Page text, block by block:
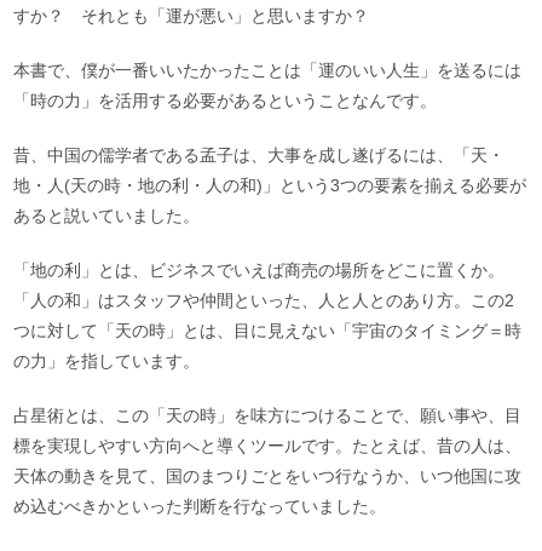
すか？ それとも「運が悪い」と思いますか？
本書で、僕が一番いいたかったことは「運のいい人生」を送るには
「時の力」を活用する必要があるということなんです。
昔、中国の儒学者である孟子は、大事を成し遂げるには、「天・
地・人(天の時・地の利・人の和)」という3つの要素を揃える必要が
あると説いていました。
「地の利」とは、ビジネスでいえば商売の場所をどこに置くか。
「人の和」はスタッフや仲間といった、人と人とのあり方。この2
つに対して「天の時」とは、目に見えない「宇宙のタイミング＝時
の力」を指しています。
占星術とは、この「天の時」を味方につけることで、願い事や、目
標を実現しやすい方向へと導くツールです。たとえば、昔の人は、
天体の動きを見て、国のまつりごとをいつ行なうか、いつ他国に攻
め込むべきかといった判断を行なっていました。